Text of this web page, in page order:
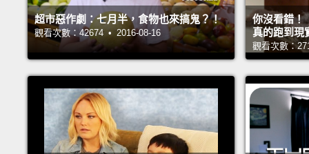
超市惡作劇：七月半，食物也來搞鬼？！
觀看次數：42674 • 2016-08-16
你沒看錯！
真的跑到現
觀看次數：